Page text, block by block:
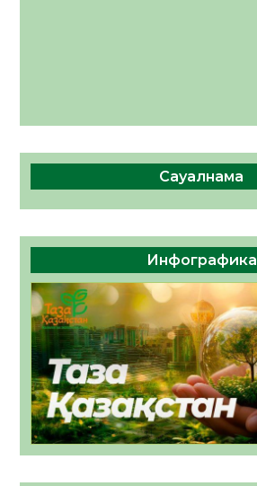
Сауалнама
Инфографика